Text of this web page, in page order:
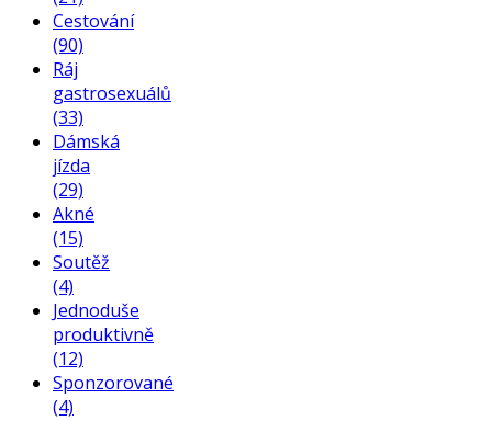
Cestování
(90)
Ráj
gastrosexuálů
(33)
Dámská
jízda
(29)
Akné
(15)
Soutěž
(4)
Jednoduše
produktivně
(12)
Sponzorované
(4)